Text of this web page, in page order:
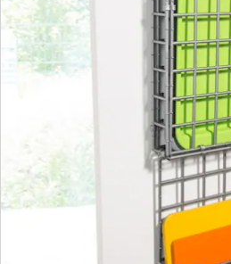
Nieuwsbrief
Servicehotline